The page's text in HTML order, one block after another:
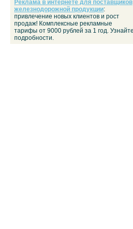
Реклама в интернете для поставщиков
железнодорожной продукции:
привлечение новых клиентов и рост
продаж! Комплексные рекламные
тарифы от 9000 рублей за 1 год. Узнайте
подробности.